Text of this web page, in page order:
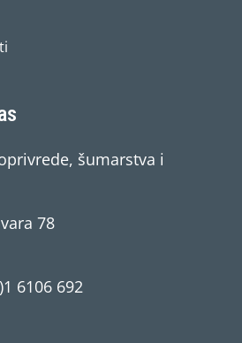
šumarstva i
78
6106 692